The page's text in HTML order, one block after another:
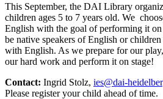
This September, the DAI Library
children ages 5 to 7 years old. We
English with the goal of performing it on
be native speakers of English or
with English. As we prepare for our
our hard work and perform it on stage!
Contact: Ingrid Stolz, ies@dai-
Please register your child ahead of time.